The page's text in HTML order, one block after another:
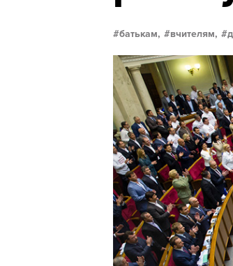
батькам, вчителям,